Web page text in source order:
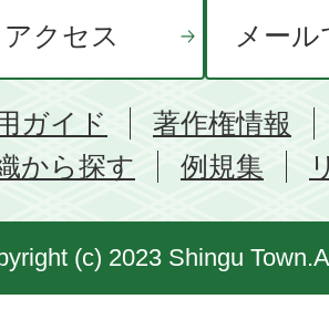
アクセス メー
ガイド
著作権情報
から探す
例規集
(c) 2023 Shingu